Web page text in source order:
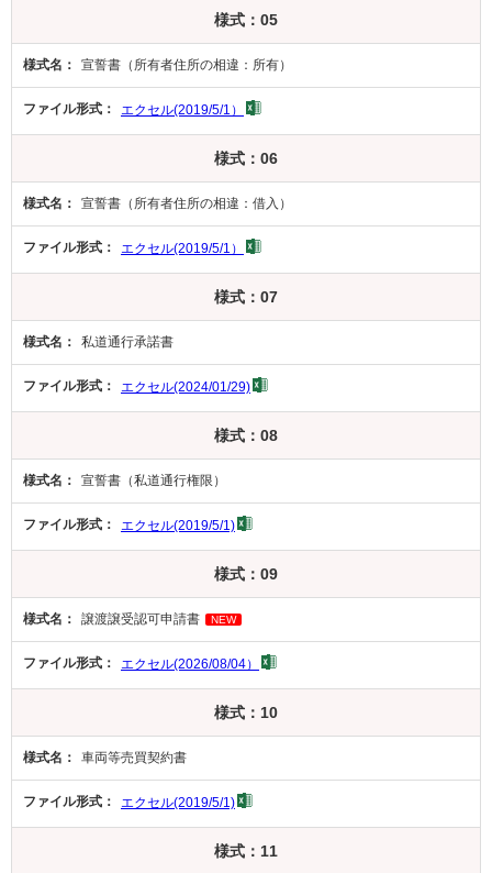
様式：05
宣誓書（所有者住所の相違：所有）
エクセル(2019/5/1）
様式：06
宣誓書（所有者住所の相違：借入）
エクセル(2019/5/1）
様式：07
私道通行承諾書
エクセル(2024/01/29)
様式：08
宣誓書（私道通行権限）
エクセル(2019/5/1)
様式：09
譲渡譲受認可申請書 NEW
エクセル(2026/08/04）
様式：10
車両等売買契約書
エクセル(2019/5/1)
様式：11